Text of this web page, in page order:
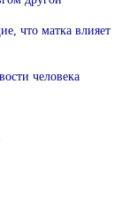
что матка влияет
человека